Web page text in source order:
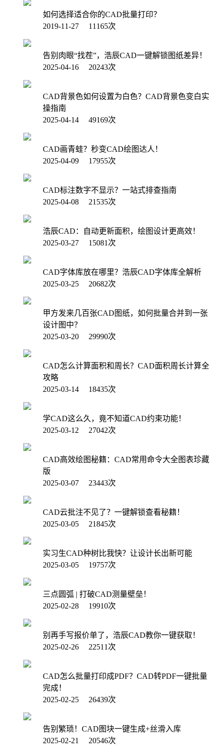
如何选择适合你的CAD批量打印？
2019-11-27 11165次
告别肉眼“找茬”，浩辰CAD一键解锁图纸差异！
2025-04-16 20243次
CAD背景色如何设置为白色？CAD背景色变白实
操指南
2025-04-14 49169次
CAD画青蛙？秒变CAD绘图达人！
2025-04-09 17955次
CAD标注数字不显示？一站式排查指南
2025-04-08 21535次
浩辰CAD：自动更新面积，绘图设计更高效！
2025-03-27 15081次
CAD字体库放在哪里？浩辰CAD字体库全解析
2025-03-25 20682次
甲方发来几百张CAD图纸，如何批量合并到一张
设计图中？
2025-03-20 29990次
CAD怎么计算面积和周长？CAD面积周长计算全
攻略
2025-03-14 18435次
学CAD这么久，竟不知道CAD约束功能！
2025-03-12 27042次
CAD高效绘图秘籍：CAD常用命令大全图表珍藏
版
2025-03-07 23443次
CAD云批注不见了？一键解锁查看秘籍！
2025-03-05 21845次
实习生CAD种树比我快？让设计长出新可能
2025-03-05 19757次
三点圆弧 | 打破CAD测量壁垒！
2025-02-28 19910次
别再手写报价单了，浩辰CAD教你一键获取！
2025-02-26 22511次
CAD怎么批量打印成PDF？CAD转PDF一键批量
完成！
2025-02-25 26439次
告别繁琐！CAD图块一键生成+丝滑入库
2025-02-21 20546次